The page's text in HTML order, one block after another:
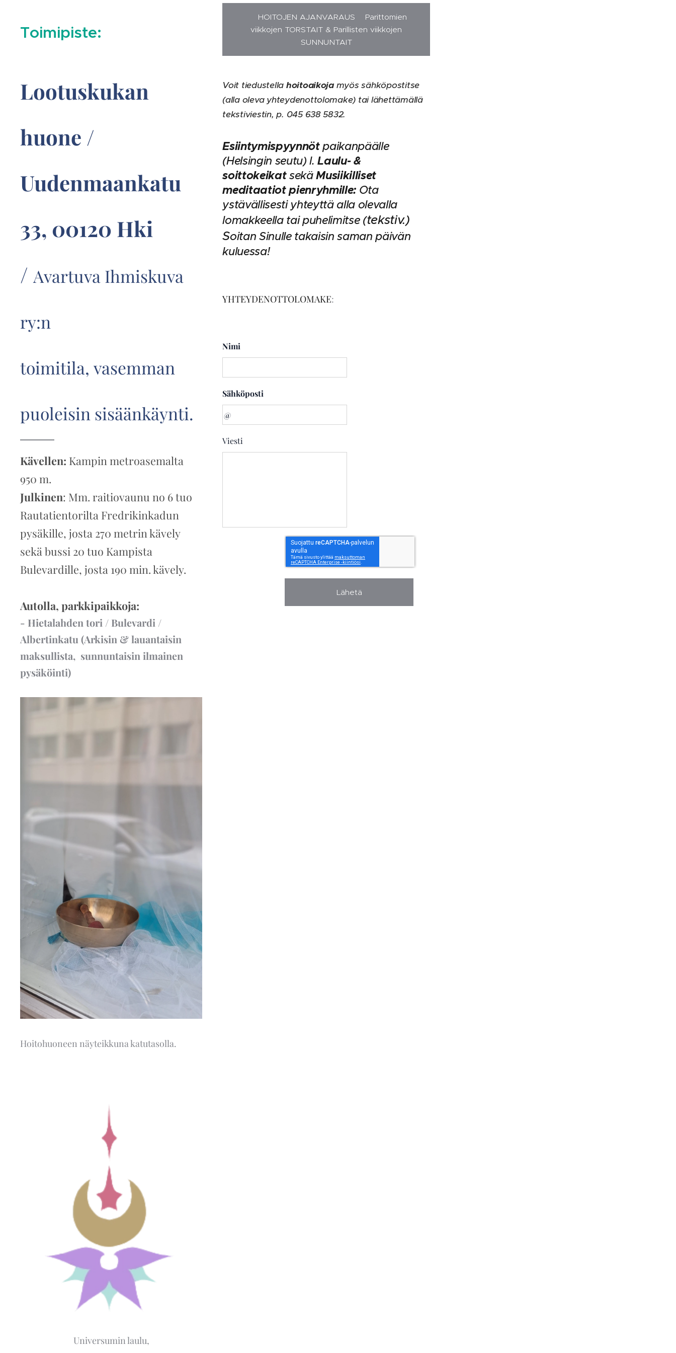
Toimipiste:
Lootuskukan
huone /
Uudenmaankatu
33, 00120 Hki
/ Avartuva Ihmiskuva
ry:n
toimitila, vasemman
puoleisin sisäänkäynti.
Kävellen: Kampin metroasemalta
950 m.
Julkinen: Mm. raitiovaunu no 6 tuo
Rautatientorilta Fredrikinkadun
pysäkille, josta 270 metrin kävely
sekä bussi 20 tuo Kampista
Bulevardille, josta 190 min. kävely.
Autolla, parkkipaikkoja:
- Hietalahden tori / Bulevardi /
Albertinkatu (Arkisin & lauantaisin
maksullista, sunnuntaisin ilmainen
pysäköinti)
Hoitohuoneen näyteikkuna katutasolla.
Universumin laulu,
🪷 HOITOJEN AJANVARAUS Parittomien
viikkojen TORSTAIT & Parillisten viikkojen
SUNNUNTAIT
Voit tiedustella hoitoaikojamyös sähköpostitse
(alla oleva yhteydenottolomake) tai lähettämällä
tekstiviestin, p. 045 638 5832.
Esiintymispyynnötpaikanpäälle
(Helsingin seutu) l.Laulu- &
soittokeikatsekäMusiikilliset
meditaatiot pienryhmille:Ota
ystävällisesti yhteyttä alla olevalla
lomakkeella tai puhelimitse (tekstiv.)
Soitan Sinulle takaisin saman päivän
kuluessa!
YHTEYDENOTTOLOMAKE:
Nimi
Sähköposti
Viesti
Lähetä